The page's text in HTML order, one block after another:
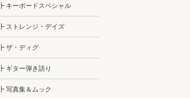
┣ キーボードスペシャル
┣ ストレンジ・デイズ
┣ ザ・ディグ
┣ ギター弾き語り
┣ 写真集＆ムック